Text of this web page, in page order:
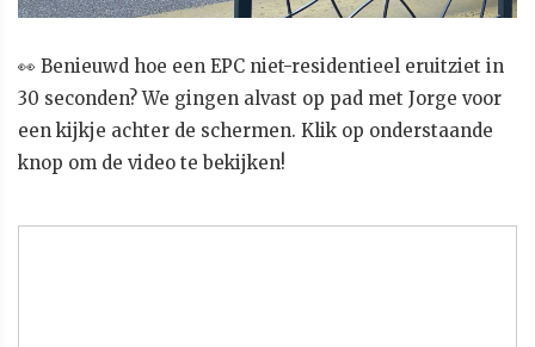
👀 Benieuwd hoe een EPC niet-residentieel eruitziet in
30 seconden? We gingen alvast op pad met Jorge voor
een kijkje achter de schermen. Klik op onderstaande
knop om de video te bekijken!